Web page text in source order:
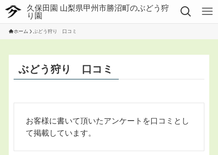
ホーム ぶどう狩り 口コミ
ぶどう狩り 口コミ
お客様に書いて頂いたアンケートを口コミとし
て掲載しています。